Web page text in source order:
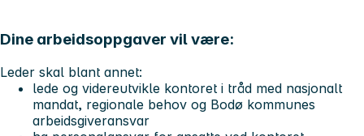
Dine arbeidsoppgaver vil være:
Leder skal blant annet:
lede og videreutvikle kontoret i tråd med nasjonalt
mandat, regionale behov og Bodø kommunes
arbeidsgiveransvar